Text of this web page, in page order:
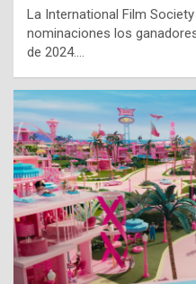
La International Film
nominaciones los
de 2024.…